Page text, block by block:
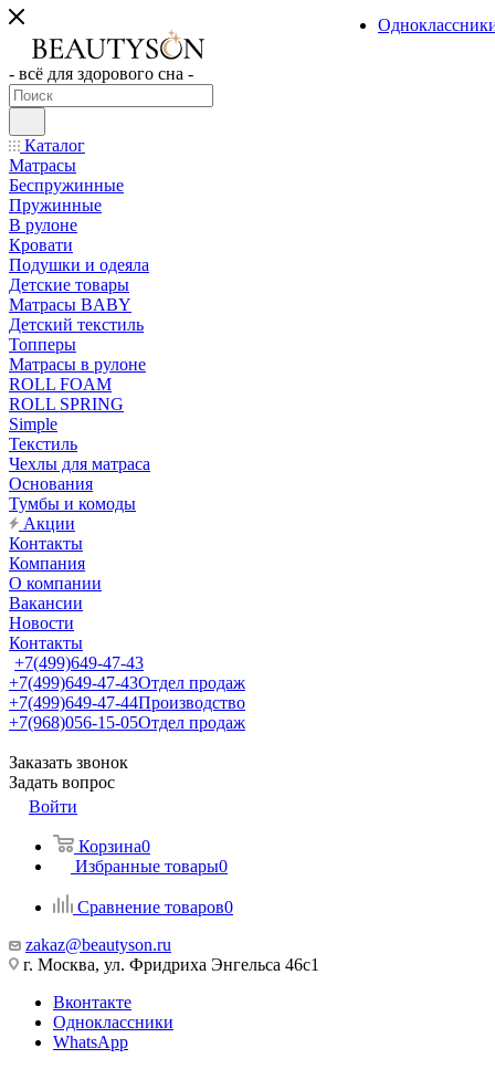
- всё для здорового сна -
Каталог
Матрасы
Беспружинные
Пружинные
В рулоне
Кровати
Подушки и одеяла
Детские товары
Матрасы BABY
Детский текстиль
Топперы
Матрасы в рулоне
ROLL FOAM
ROLL SPRING
Simple
Текстиль
Чехлы для матраса
Основания
Тумбы и комоды
Акции
Контакты
Компания
О компании
Вакансии
Новости
Контакты
+7(499)649-47-43
+7(499)649-47-43Отдел продаж
+7(499)649-47-44Производство
+7(968)056-15-05Отдел продаж
Заказать звонок
Задать вопрос
Войти
Корзина0
Избранные товары0
Сравнение товаров0
zakaz@beautyson.ru
г. Москва, ул. Фридриха Энгельса 46с1
Вконтакте
Одноклассники
WhatsApp